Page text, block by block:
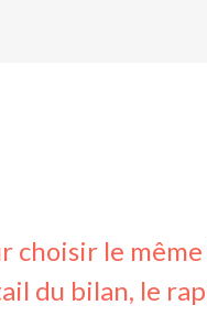
choisir le
du bilan, le